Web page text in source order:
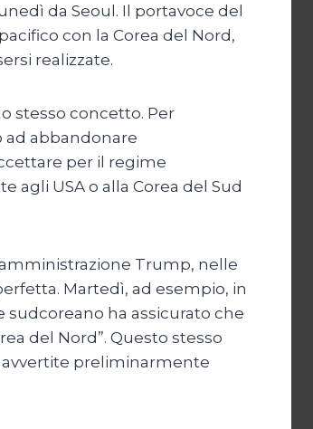
da Seoul. Il portavoce del
con la Corea del Nord,
realizzate.
stesso concetto. Per
ad abbandonare
per il regime
agli USA o alla Corea del Sud
Trump, nelle
Martedì, ad esempio, in
sudcoreano ha assicurato che
del Nord”. Questo stesso
avvertite preliminarmente